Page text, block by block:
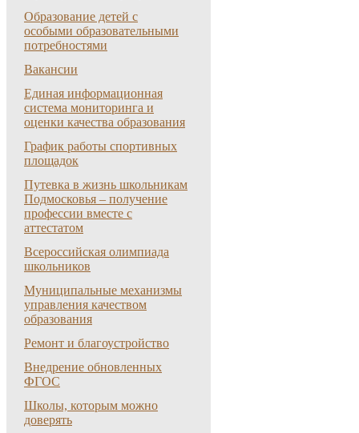
Образование детей с
особыми образовательными
потребностями
Вакансии
Единая информационная
система мониторинга и
оценки качества образования
График работы спортивных
площадок
Путевка в жизнь школьникам
Подмосковья – получение
профессии вместе с
аттестатом
Всероссийская олимпиада
школьников
Муниципальные механизмы
управления качеством
образования
Ремонт и благоустройство
Внедрение обновленных
ФГОС
Школы, которым можно
доверять